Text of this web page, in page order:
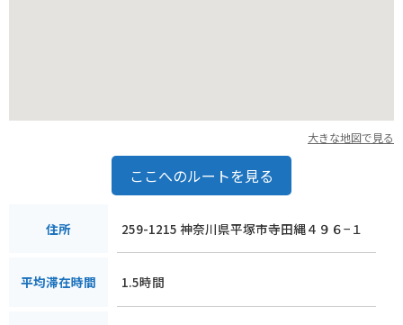
大きな地図で見る
ここへのルートを見る
住所 259-1215 神奈川県平塚市寺田縄４９６−１
平均滞在時間 1.5時間